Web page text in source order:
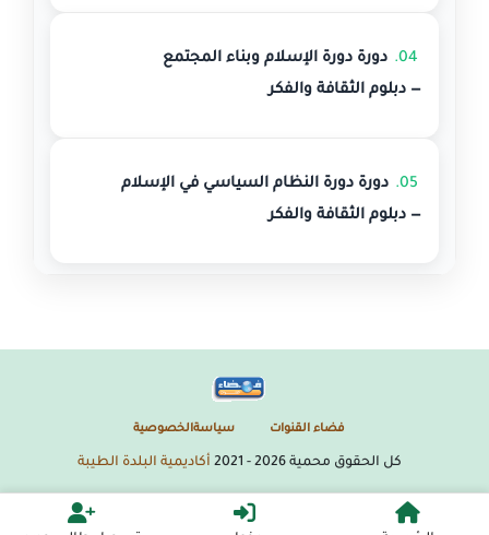
04.
دورة دورة الإسلام وبناء المجتمع
— دبلوم الثقافة والفكر
05.
دورة دورة النظام السياسي في الإسلام
— دبلوم الثقافة والفكر
فضاء القنوات سياسةالخصوصية
كل الحقوق محمية2026
- 2021 أكاديمية البلدة الطيبة